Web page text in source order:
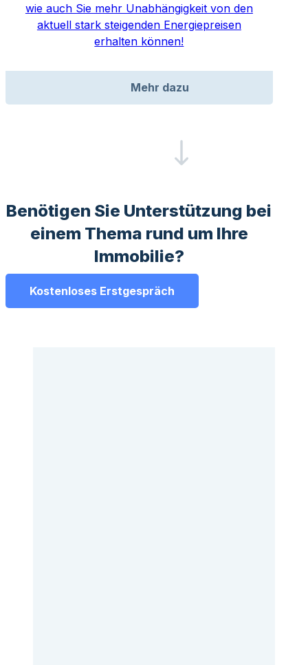
wie auch Sie mehr Unabhängigkeit von den
aktuell stark steigenden Energiepreisen
erhalten können!
Mehr dazu
Benötigen Sie Unterstützung bei
einem Thema rund um Ihre
Immobilie?
Kostenloses Erstgespräch